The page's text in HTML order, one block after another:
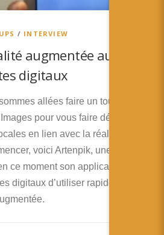
Español
/ INTERVIEW
augmentée au
digitaux
allées faire un tour du coté
pour vous faire découvrir
en lien avec la réalité
voici Artenpik, une jeune
ce moment son application ARGO
digitaux d’utiliser rapidement et